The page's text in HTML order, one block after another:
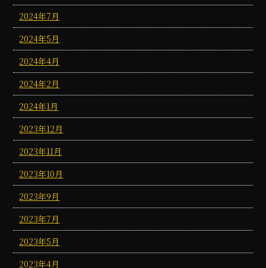
2024年7月
2024年5月
2024年4月
2024年2月
2024年1月
2023年12月
2023年11月
2023年10月
2023年9月
2023年7月
2023年5月
2023年4月